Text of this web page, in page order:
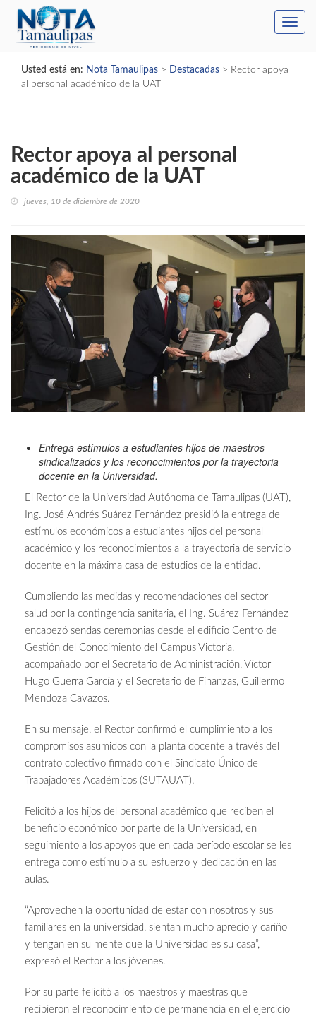
Usted está en: Nota Tamaulipas > Destacadas > Rector apoya
al personal académico de la UAT
Rector apoya al personal
académico de la UAT
jueves, 10 de diciembre de 2020
Entrega estímulos a estudiantes hijos de maestros
sindicalizados y los reconocimientos por la trayectoria
docente en la Universidad.
El Rector de la Universidad Autónoma de Tamaulipas (UAT),
Ing. José Andrés Suárez Fernández presidió la entrega de
estímulos económicos a estudiantes hijos del personal
académico y los reconocimientos a la trayectoria de servicio
docente en la máxima casa de estudios de la entidad.
Cumpliendo las medidas y recomendaciones del sector
salud por la contingencia sanitaria, el Ing. Suárez Fernández
encabezó sendas ceremonias desde el edificio Centro de
Gestión del Conocimiento del Campus Victoria,
acompañado por el Secretario de Administración, Víctor
Hugo Guerra García y el Secretario de Finanzas, Guillermo
Mendoza Cavazos.
En su mensaje, el Rector confirmó el cumplimiento a los
compromisos asumidos con la planta docente a través del
contrato colectivo firmado con el Sindicato Único de
Trabajadores Académicos (SUTAUAT).
Felicitó a los hijos del personal académico que reciben el
beneficio económico por parte de la Universidad, en
seguimiento a los apoyos que en cada período escolar se les
entrega como estímulo a su esfuerzo y dedicación en las
aulas.
“Aprovechen la oportunidad de estar con nosotros y sus
familiares en la universidad, sientan mucho aprecio y cariño
y tengan en su mente que la Universidad es su casa”,
expresó el Rector a los jóvenes.
Por su parte felicitó a los maestros y maestras que
recibieron el reconocimiento de permanencia en el ejercicio